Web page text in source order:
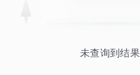
未查询到结果